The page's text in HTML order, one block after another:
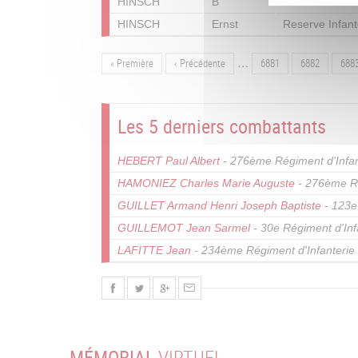
HINSCH
Ernst Reserve
Pagination
Première
« Première
Page
‹ Précédente … Page
6881 Page
6882
Les 5 derniers combattants
HEBERT Paul Albert- 276ème Régiment
HAMONIEZ Charles Marie Auguste - 276ème
GUILLET Armand Henri Joseph Baptiste -
GUILLEMOT Jean Sarmel- 30e Régiment
LAFITTE Jean - 234ème Régiment d'Infanterie